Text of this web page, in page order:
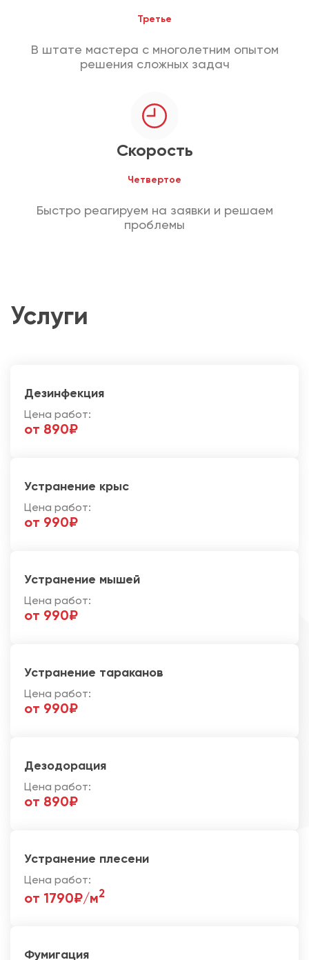
Третье
В штате мастера с многолетним опытом
решения сложных задач
Скорость
Четвертое
Быстро реагируем на заявки и решаем
проблемы
Услуги
Дезинфекция
Цена работ:
от 890₽
Устранение крыс
Цена работ:
от 990₽
Устранение мышей
Цена работ:
от 990₽
Устранение тараканов
Цена работ:
от 990₽
Дезодорация
Цена работ:
от 890₽
Устранение плесени
Цена работ:
от 1790₽/м2
Фумигация